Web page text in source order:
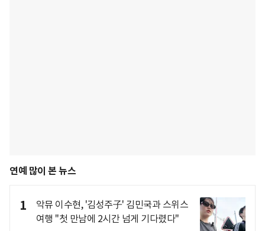
연예 많이 본 뉴스
1
악뮤 이수현, '김성주子' 김민국과 스위스
여행 "첫 만남에 2시간 넘게 기다렸다"